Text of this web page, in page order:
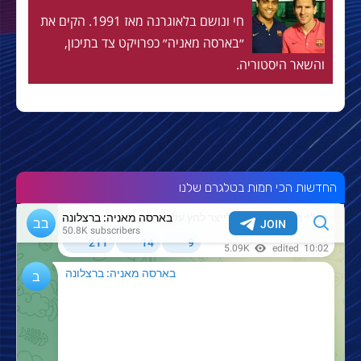
חי ונושם בלאוגרנה מאז 1991. הקים את
״בארסה מאניה״ כפרויקט צד בתיכון,
והשאר היסטוריה.
החדשות הכי חמות בטלגרם שלנו